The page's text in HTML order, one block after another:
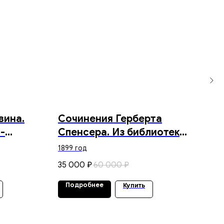
Сочинения Герберта
Спенсера. Из библиотеки
Е.Г. Ясина. 1899 г.
1899 год
35 000 ₽60 000 ₽
Подробнее Купить